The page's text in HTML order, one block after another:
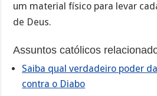
um material físico para levar
de Deus.
Assuntos católicos
Saiba qual verdadeiro poder
contra o Diabo